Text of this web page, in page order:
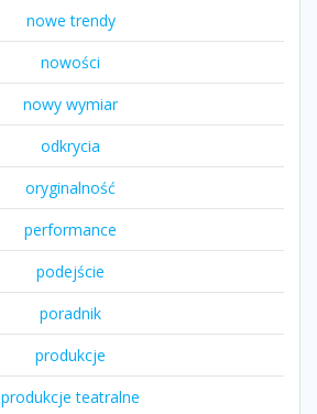
nowe trendy
nowości
nowy wymiar
odkrycia
oryginalność
performance
podejście
poradnik
produkcje
produkcje teatralne